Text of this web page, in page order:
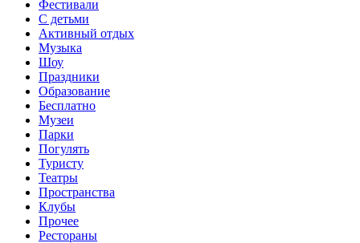
Фестивали
С детьми
Активный отдых
Музыка
Шоу
Праздники
Образование
Бесплатно
Музеи
Парки
Погулять
Туристу
Театры
Пространства
Клубы
Прочее
Рестораны